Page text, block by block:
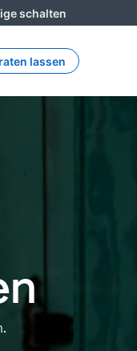
schalten
lassen